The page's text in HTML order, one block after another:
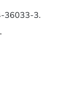
36033-3.